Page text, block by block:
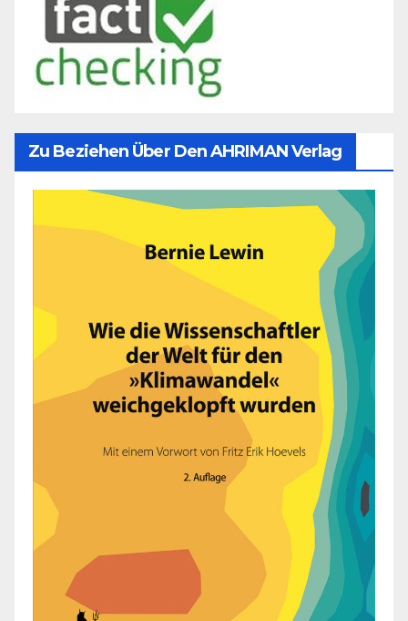
Zu Beziehen Über Den AHRIMAN Verlag